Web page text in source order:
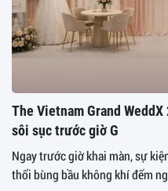
The Vietnam Grand
sôi sục trước giờ G
Ngay trước giờ khai màn, sự
thổi bùng bầu không khí đếm